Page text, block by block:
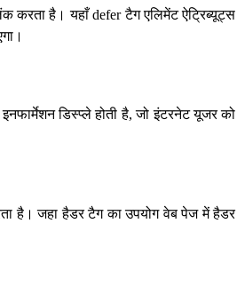
करता है। यहाँ defer टैग एलिमेंट ऐट्रिब्यूट्स
डिस्प्ले होती है, जो इंटरनेट यूजर को
है। जहा हैडर टैग का उपयोग वेब पेज में हैडर